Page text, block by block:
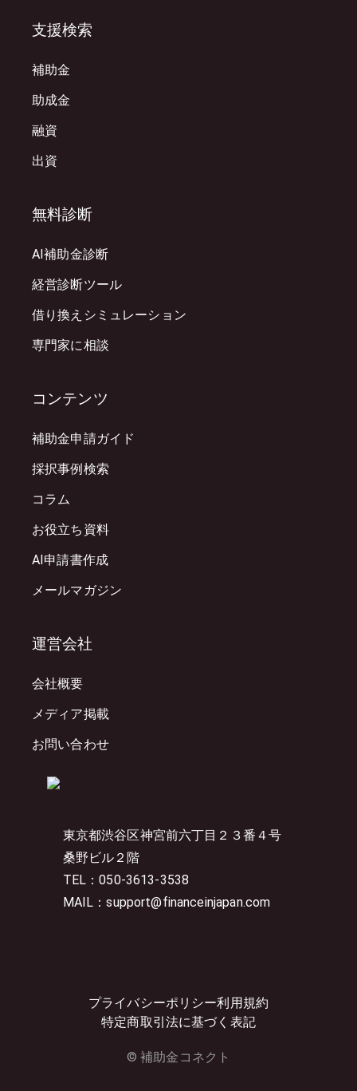
東京都渋谷区神宮前六丁目２３番４号
桑野ビル２階
TEL：050-3613-3538
MAIL：support@financeinjapan.com
プライバシーポリシー利用規約
特定商取引法に基づく表記
© 補助金コネクト
支援検索
補助金
助成金
融資
出資
無料診断
AI補助金診断
経営診断ツール
借り換えシミュレーション
専門家に相談
コンテンツ
補助金申請ガイド
採択事例検索
コラム
お役立ち資料
AI申請書作成
メールマガジン
運営会社
会社概要
メディア掲載
お問い合わせ